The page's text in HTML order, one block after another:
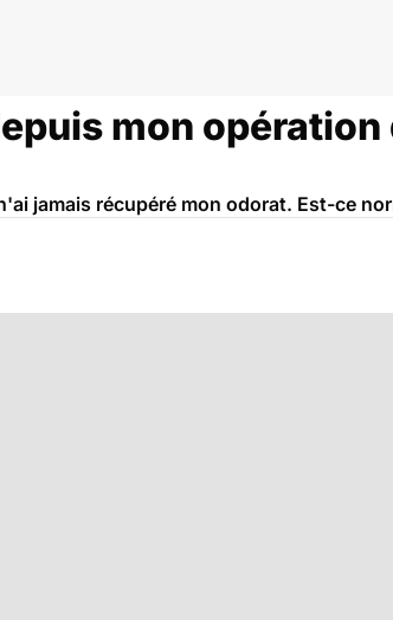
mon opération
jamais récupéré mon odorat. Est-ce